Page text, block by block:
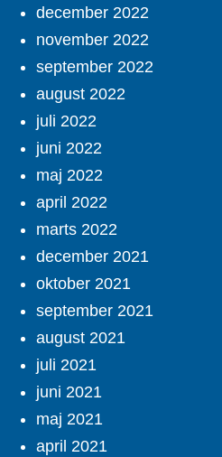
december 2022
november 2022
september 2022
august 2022
juli 2022
juni 2022
maj 2022
april 2022
marts 2022
december 2021
oktober 2021
september 2021
august 2021
juli 2021
juni 2021
maj 2021
april 2021